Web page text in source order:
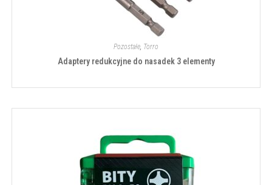
Pozostałe, Torro
Adaptery redukcyjne do nasadek 3 elementy